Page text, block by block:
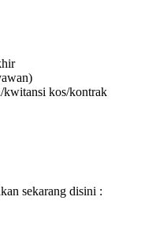
kos/kontrak
sekarang disini :